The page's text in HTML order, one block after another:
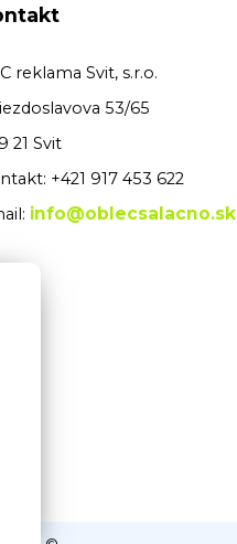
reklama Svit, s.r.o.
53/65
21 Svit
+421 917 453 622
info@oblecsalacno.sk